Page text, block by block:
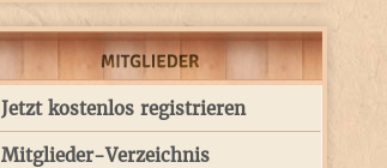
Jetzt kostenlos registrieren
Mitglieder-Verzeichnis